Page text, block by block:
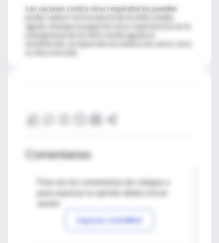
Las vacunas contra virus respiratorios pueden
aguda. Aunque el papel de virus respiratorios en la
patogenesia de la otitis media aguda es
establecido, la importancia relativa de varios virus
Comentarios
Para ver los comentarios de colegas o
Ingresar a IntraMed